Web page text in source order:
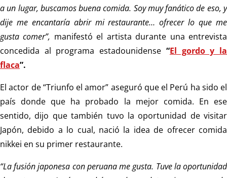
a un lugar, buscamos buena comida. Soy muy fanático de eso, y
dije me encantaría abrir mi restaurante… ofrecer lo que me
gusta comer”, manifestó el artista durante una entrevista
concedida al programa estadounidense “El gordo y la
flaca”.
El actor de “Triunfo el amor” aseguró que el Perú ha sido el
país donde que ha probado la mejor comida. En ese
sentido, dijo que también tuvo la oportunidad de visitar
Japón, debido a lo cual, nació la idea de ofrecer comida
nikkei en su primer restaurante.
“La fusión japonesa con peruana me gusta. Tuve la oportunidad